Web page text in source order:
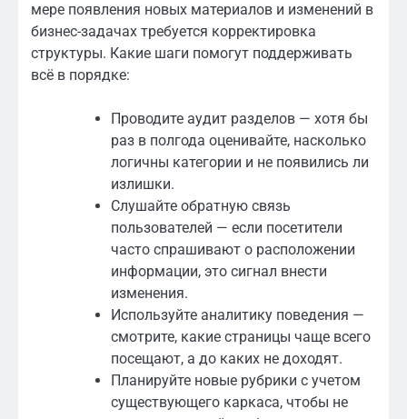
мере появления новых материалов и изменений в
бизнес-задачах требуется корректировка
структуры. Какие шаги помогут поддерживать
всё в порядке:
Проводите аудит разделов — хотя бы
раз в полгода оценивайте, насколько
логичны категории и не появились ли
излишки.
Слушайте обратную связь
пользователей — если посетители
часто спрашивают о расположении
информации, это сигнал внести
изменения.
Используйте аналитику поведения —
смотрите, какие страницы чаще всего
посещают, а до каких не доходят.
Планируйте новые рубрики с учетом
существующего каркаса, чтобы не